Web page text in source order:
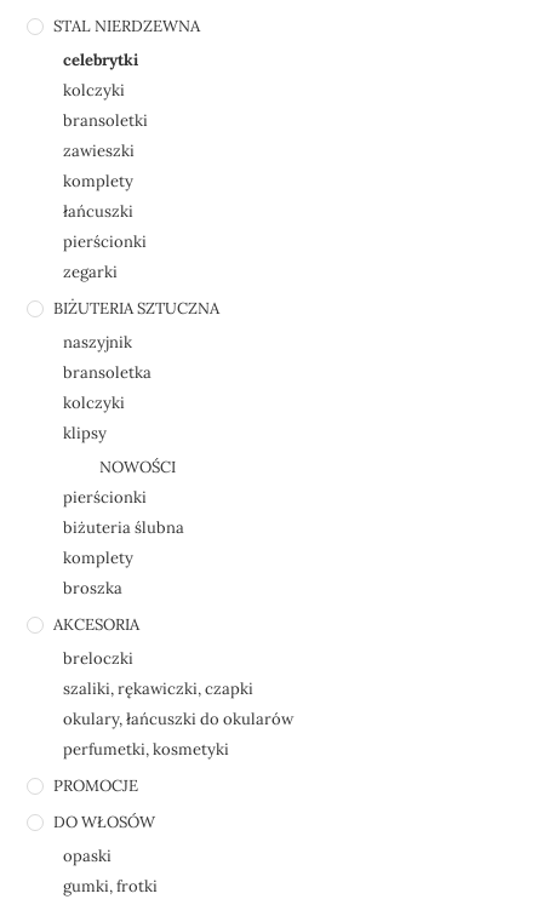
STAL NIERDZEWNA
celebrytki
kolczyki
bransoletki
zawieszki
komplety
łańcuszki
pierścionki
zegarki
BIŻUTERIA SZTUCZNA
naszyjnik
bransoletka
kolczyki
klipsy
NOWOŚCI
pierścionki
biżuteria ślubna
komplety
broszka
AKCESORIA
breloczki
szaliki, rękawiczki, czapki
okulary, łańcuszki do okularów
perfumetki, kosmetyki
PROMOCJE
DO WŁOSÓW
opaski
gumki, frotki